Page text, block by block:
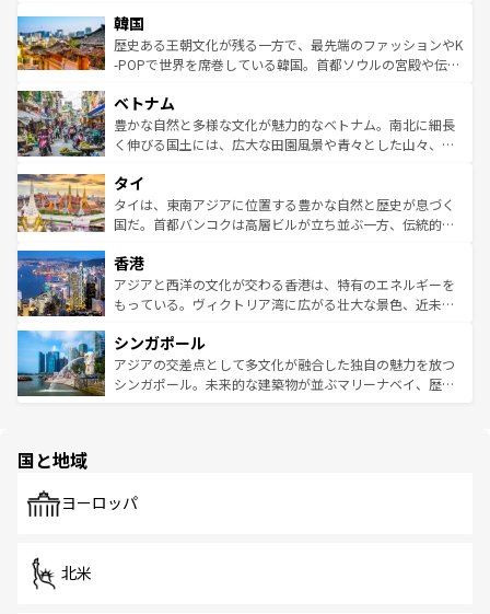
ワイを、存分に味わってほしい。 なお、新着のハワイ情報
はコンテンツ一覧を参照してほしい。
いる。アクティビティも充実しており、サーフィンやダイ
ビング、ハイキングなど、アウトドア好きにはたまらな
い。オーストラリアの多彩な魅力を存分に味わいつくそ
参照してほしい。
ン）、静ひつな山岳地帯である台湾東部など、都市の喧騒
と山間の静けさが共存しており、訪れる人に新しい発見と
驚きをもたらしてくれる。また、奥深い台湾の食文化も魅
容にもいいと評判のスイーツなど、バラエティ豊かな料理
が味わえる。 なお、新着の台湾情報は コンテンツ一覧を参
照してほしい。
韓国
歴史ある王朝文化が残る一方で、最先端のファッションやK
-POPで世界を席巻している韓国。首都ソウルの宮殿や伝統
き、地方に足を延ばせば四季折々の自然美を楽しむことが
できる。そして、キムチや焼肉、絶品のストリートフード
まで、さまざまな韓国料理が待っている。夜には、韓国な
リティに包まれながら、韓国の多彩な魅力を心ゆくまで味
わってみてほしい。 なお、新着の韓国情報はコンテンツ一
覧を参照してほしい。
ベトナム
豊かな自然と多様な文化が魅力的なベトナム。南北に細長
く伸びる国土には、広大な田園風景や青々とした山々、世
急速な発展と共に伝統が息づく。ハノイの古い町並みやホ
ーチミン市のフランス統治時代の建物も、独特の雰囲気を
醸し出している。また、バラエティの豊かさとおいしさで
とつ。フォーやバインミー、ベトナムコーヒーなどは、ぜ
ひ現地で味わいたい。どの地域を訪れてもあたたかい人々
が旅行者を迎えてくれるので、きっと忘れられない旅にな
参照してほしい。
タイ
タイは、東南アジアに位置する豊かな自然と歴史が息づく
国だ。首都バンコクは高層ビルが立ち並ぶ一方、伝統的な
の活気が交差している。北部ではチェンマイなどの山岳地
帯で自然と触れ合い、南部ではプーケットやクラビの美し
いビーチでリゾート気分を楽しむことができる。タイ料理
激する。気候は一年中温暖で、どの季節にも異なる楽しみ
が待っている。親しみやすいタイの人々、仏教を中心とし
た文化、そして多様な観光資源が、訪れる旅人を魅了し続
香港
アジアと西洋の文化が交わる香港は、特有のエネルギーを
もっている。ヴィクトリア湾に広がる壮大な景色、近未来
み、どこを訪れても感動するはず。観光スポットが密集し
ており、効率よく見どころを回れるのも魅力。息をのむよ
うな絶景から文化的な体験まで、香港を存分に楽しみ尽く
シンガポール
アジアの交差点として多文化が融合した独自の魅力を放つ
シンガポール。未来的な建築物が並ぶマリーナベイ、歴史
で、ホーカーズは地元の風情を楽しめる外せないスポット
国と地域
ヨーロッパ
北米